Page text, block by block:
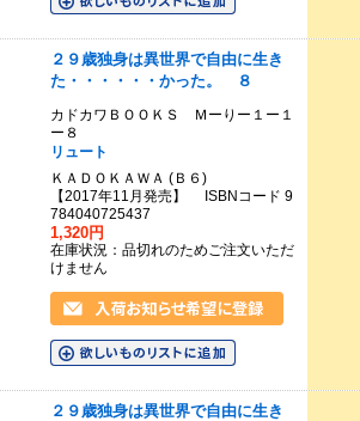
２９歳独身は異世界で自由に生き
た・・・・・・かった。 ８
カドカワＢＯＯＫＳ Ｍーりー１ー１
ー８
リュート
ＫＡＤＯＫＡＷＡ (Ｂ６)
【2017年11月発売】 ISBNコード 9
784040725437
1,320円
在庫状況：品切れのためご注文いただ
けません
２９歳独身は異世界で自由に生き